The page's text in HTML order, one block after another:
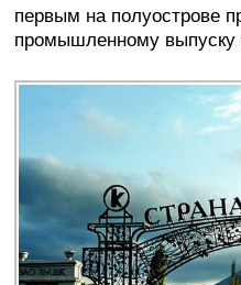
первым на полуострове
промышленному выпуску